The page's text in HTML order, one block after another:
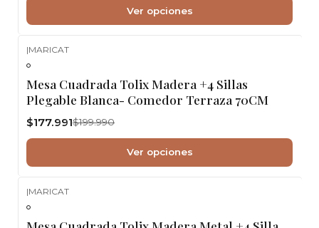
Ver opciones
|MARICAT
Mesa Cuadrada Tolix Madera +4 Sillas
Plegable Blanca- Comedor Terraza 70CM
$177.991$199.990
Ver opciones
|MARICAT